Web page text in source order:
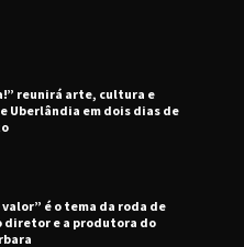
reunirá arte, cultura e
Uberlândia em dois dias de
é o tema da roda de
diretor e a produtora do